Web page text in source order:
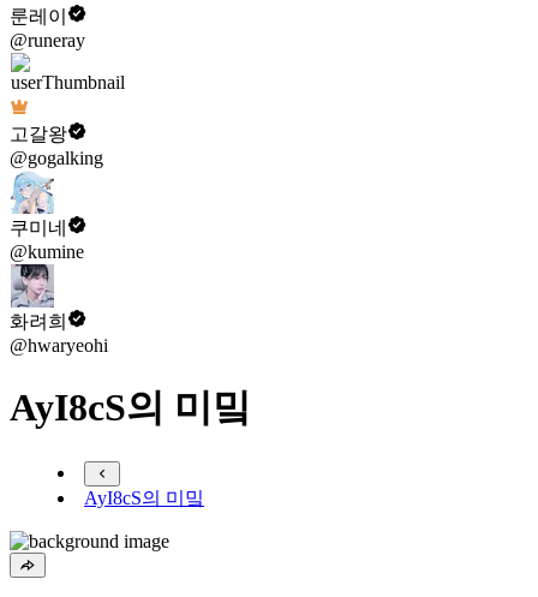
룬레이
@runeray
고갈왕
@gogalking
쿠미네
@kumine
화려희
@hwaryeohi
AyI8cS의 미밐
AyI8cS의 미밐